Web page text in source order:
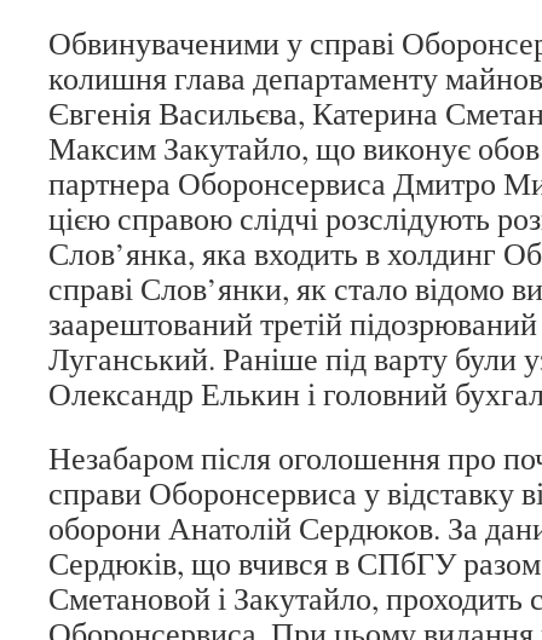
Обвинуваченими у справі
колишня глава департаменту
Євгенія Васильєва, Катерина
Максим Закутайло, що виконує
партнера Оборонсервиса Дмитро
цією справою слідчі розслідують
Слов’янка, яка входить в холдинг
справі Слов’янки, як стало відомо
заарештований третій
Луганський. Раніше під варту були
Олександр Елькин і головний
Незабаром після оголошення про
справи Оборонсервиса у відставку
оборони Анатолій Сердюков. За
Сердюків, що вчився в СПбГУ
Сметановой і Закутайло, проходить